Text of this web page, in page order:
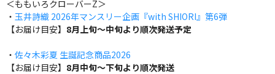
＜ももいろクローバーZ＞
・ 玉井詩織 2026年マンスリー企画『with SHIORI』第6弾
【お届け目安】 8月上旬～中旬より順次発送予定
・ 佐々木彩夏 生誕記念商品2026
【お届け目安】 8月中旬～下旬より順次発送